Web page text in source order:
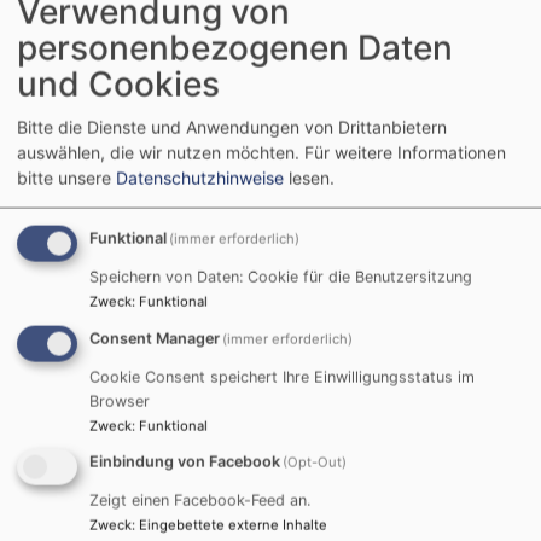
und Kundenbetreuung, was auch für die Kirche nicht
ganz unwichtig sei.
auf, das Leben in vollen Zügen und mit allen Sinnen zu
genießen und in Freiheit das Potenzial zu entfalten,
es, der frei macht“, sagte Bertram und wünschte
Alexander Schmidt, diese Freiheit möge ihn in seiner
neuen Aufgabe begleiten. Dekan Bertram und Pfarrer
Udo Sehmisch überreichten anschließend an Alexander
Schmidt die Installationsurkunde von Landesbischof
Dr. Heinrich Bedford-Strohm. Fünf Assistenten – dem
neuen Pfarrer nahestehende Personen – sprachen
diesem anschließend ihr biblisches Votum zu.
Nach der Segnung und offiziellen Amtseinführung zog
Alexander Schmidt in seiner ersten offiziellen Predigt
in der Gemeinde einen Vergleich zwischen Predigt und
Verwendung von
personenbezogenen Daten
und Cookies
Bitte die Dienste und Anwendungen von Drittanbietern
auswählen, die wir nutzen möchten. Für weitere Informationen
bitte unsere Datenschutzhinweise lesen.
Funktional (immer erforderlich)
Speichern von Daten: Cookie für die Benutzersitzung
Zweck: Funktional
Consent Manager (immer erforderlich)
Cookie Consent speichert Ihre Einwilligungsstatus im
Browser
Zweck: Funktional
Einbindung von Facebook (Opt-Out)
Zeigt einen Facebook-Feed an.
Zweck: Eingebettete externe Inhalte